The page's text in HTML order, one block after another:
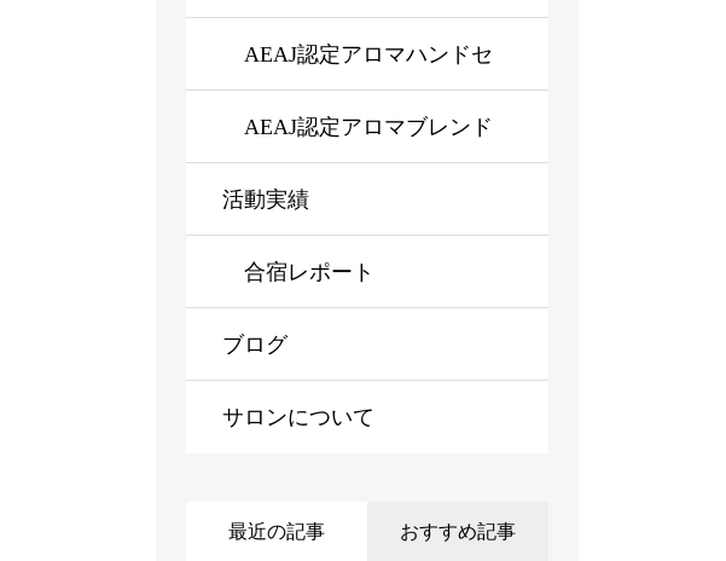
講座
ト資格対応講座
AEAJ認定アロマハンドセ
ラピスト資格対応コース※
オンライン対応可
AEAJ認定アロマブレンド
デザイナー資格対応コース
※オンライン対応可
活動実績
合宿レポート
ブログ
サロンについて
最近の記事 おすすめ記事